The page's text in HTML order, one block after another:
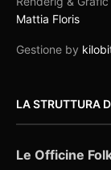
Mattia Floris
Gestione by
LA STRUTTURA
Le Officine